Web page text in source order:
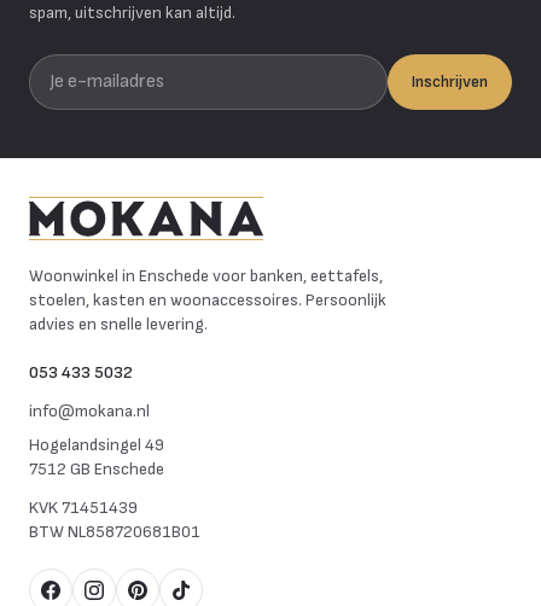
spam, uitschrijven kan altijd.
Je e-mailadres
Inschrijven
Woonwinkel in Enschede voor banken, eettafels,
stoelen, kasten en woonaccessoires. Persoonlijk
advies en snelle levering.
053 433 5032
info@mokana.nl
Hogelandsingel 49
7512 GB Enschede
KVK71451439
BTWNL858720681B01